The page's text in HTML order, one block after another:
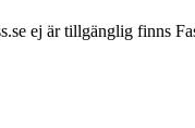
ej är tillgänglig finns